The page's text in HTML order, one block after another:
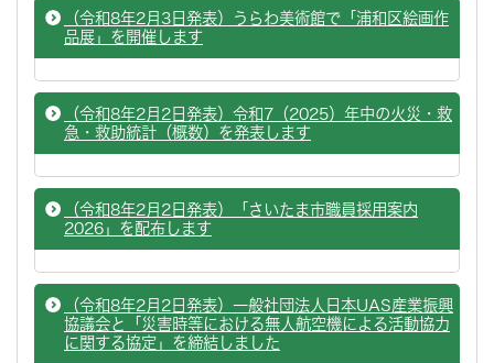
（令和8年2月3日発表）うらわ美術館で「浦和区絵画作
品展」を開催します
（令和8年2月2日発表）令和7（2025）年中の火災・救
急・救助統計（概数）を発表します
（令和8年2月2日発表）「さいたま市職員採用案内
2026」を配布します
（令和8年2月2日発表）一般社団法人日本UAS産業振興
協議会と「災害時等における無人航空機による活動協力
に関する協定」を締結しました